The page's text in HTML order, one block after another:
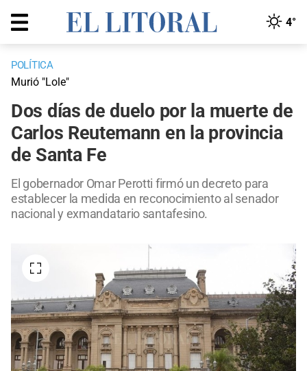
4°
POLÍTICA
Murió "Lole"
Dos días de duelo por la muerte de
Carlos Reutemann en la provincia
de Santa Fe
El gobernador Omar Perotti firmó un decreto para
establecer la medida en reconocimiento al senador
nacional y exmandatario santafesino.